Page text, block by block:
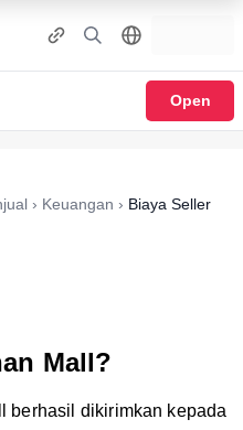
Open
› Keuangan › Biaya Seller
Mall?
berhasil dikirimkan kepada